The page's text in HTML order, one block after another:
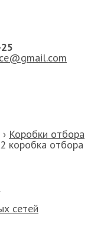
› Коробки отбора
коробка отбора
сетей